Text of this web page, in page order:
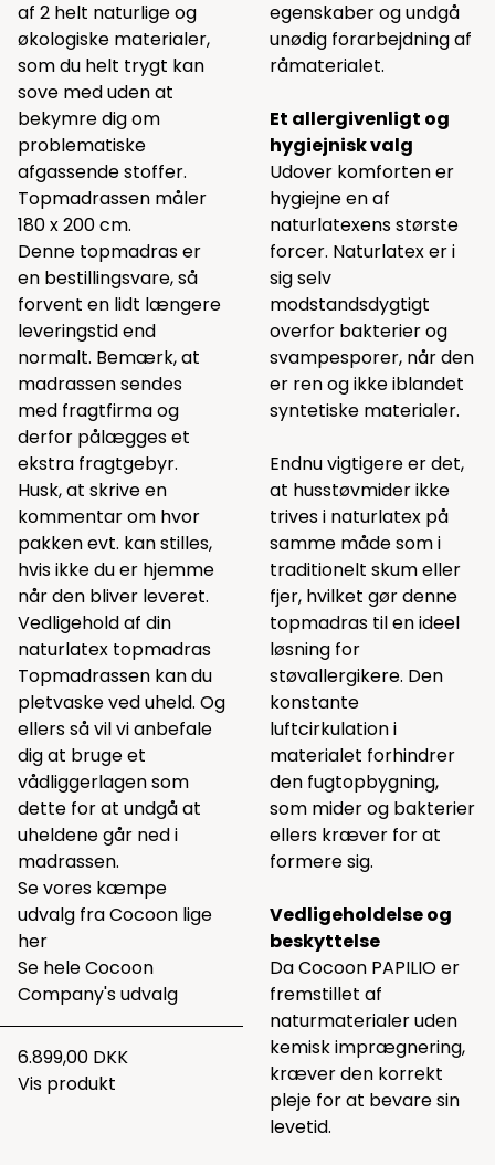
af 2 helt naturlige og
økologiske materialer,
som du helt trygt kan
sove med uden at
bekymre dig om
problematiske
afgassende stoffer.
Topmadrassen måler
180 x 200 cm.
Denne topmadras er
en bestillingsvare, så
forvent en lidt længere
leveringstid end
normalt. Bemærk, at
madrassen sendes
med fragtfirma og
derfor pålægges et
ekstra fragtgebyr.
Husk, at skrive en
kommentar om hvor
pakken evt. kan stilles,
hvis ikke du er hjemme
når den bliver leveret.
Vedligehold af din
naturlatex topmadras
Topmadrassen kan du
pletvaske ved uheld. Og
ellers så vil vi anbefale
dig at bruge et
vådliggerlagen som
dette for at undgå at
uheldene går ned i
madrassen.
Se vores kæmpe
udvalg fra Cocoon lige
her
Se heleCocoon
Company's udvalg
6.899,00 DKK
Vis produkt
egenskaber og undgå
unødig forarbejdning af
råmaterialet.
Et allergivenligt og
hygiejnisk valg
Udover komforten er
hygiejne en af
naturlatexens største
forcer. Naturlatex er i
sig selv
modstandsdygtigt
overfor bakterier og
svampesporer, når den
er ren og ikke iblandet
syntetiske materialer.
Endnu vigtigere er det,
at husstøvmider ikke
trives i naturlatex på
samme måde som i
traditionelt skum eller
fjer, hvilket gør denne
topmadras til en ideel
løsning for
støvallergikere. Den
konstante
luftcirkulation i
materialet forhindrer
den fugtopbygning,
som mider og bakterier
ellers kræver for at
formere sig.
Vedligeholdelse og
beskyttelse
Da Cocoon PAPILIO er
fremstillet af
naturmaterialer uden
kemisk imprægnering,
kræver den korrekt
pleje for at bevare sin
levetid.